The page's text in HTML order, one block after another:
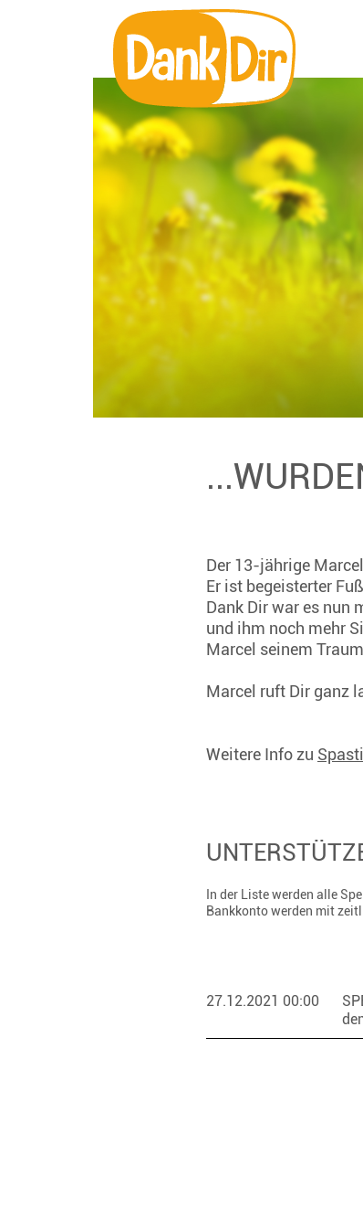
Der 13-jährige
Er ist begeisterter
Dank Dir war es nun
und ihm noch mehr
Marcel seinem
Marcel ruft Dir ganz
Weitere Info zu
In der Liste werden alle
Bankkonto werden mit
27.12.2021 00:00